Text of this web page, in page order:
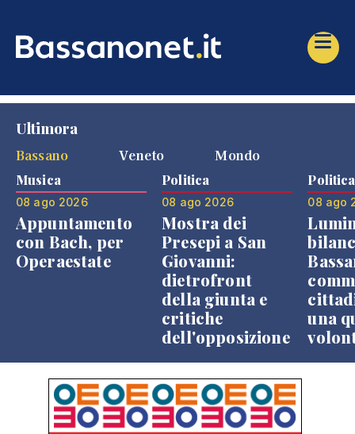
Ultimora
Bassano
Veneto Mondo
Musica
08 ago 2026
Appuntamento
con Bach, per
Operaestate
Politica
08 ago 2026
Mostra dei
Presepi a San
Giovanni:
dietrofront
della giunta e
critiche
dell'opposizione
Politica
08 ago
una